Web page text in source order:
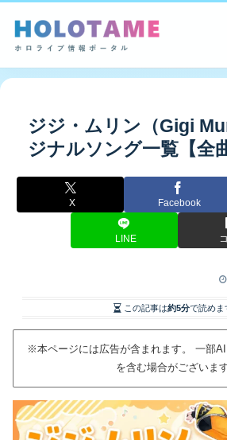
ジジ・ムリン（Gigi
ジナルソング一覧【全
X Facebook
LINE
この記事は約5分で読めま
※本ページには広告が含まれます。 一部
を含む場合がございます